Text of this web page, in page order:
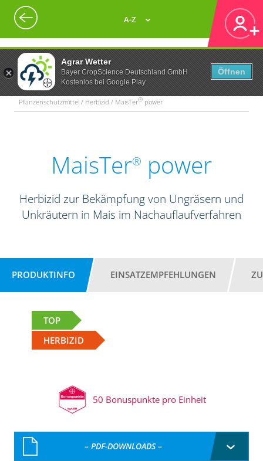
Agrar Wetter
Bayer CropScience Deutschland GmbH
Kostenlos bei Google Play
Öffnen
A-Z
Pflanzenschutzmittel / Herbizid / MaisTer® power
MaisTer® power
Herbizid zur Bekämpfung von Ungräsern und
Unkräutern in Mais im Nachauflaufverfahren
PRODUKTINFO EINSATZEMPFEHLUNGEN
TOP
HERBIZID
50 Bonuspunkte pro Einheit
– PDF-DOWNLOADS –